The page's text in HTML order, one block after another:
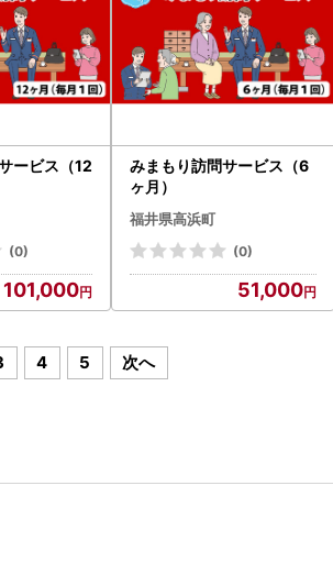
ービス（12
(0)
101,000
みまもり訪問サービス（6
ヶ月）
福井県高浜町
(0)
51,000
4 5 次へ